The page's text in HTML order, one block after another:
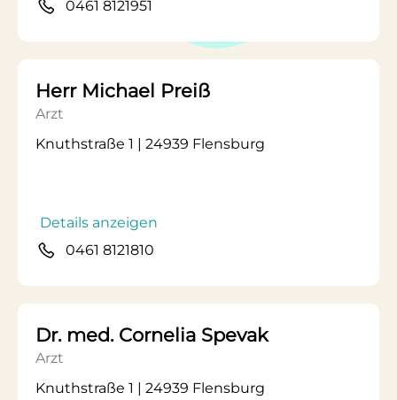
0461 8121951
Herr Michael Preiß
Arzt
Knuthstraße 1 | 24939 Flensburg
Details anzeigen
0461 8121810
Dr. med. Cornelia Spevak
Arzt
Knuthstraße 1 | 24939 Flensburg